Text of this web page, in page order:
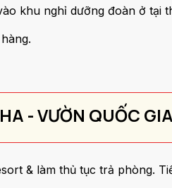
khu nghỉ dưỡng đoàn ở tại
- VƯỜN QUỐC
& làm thủ tục trả phòng.